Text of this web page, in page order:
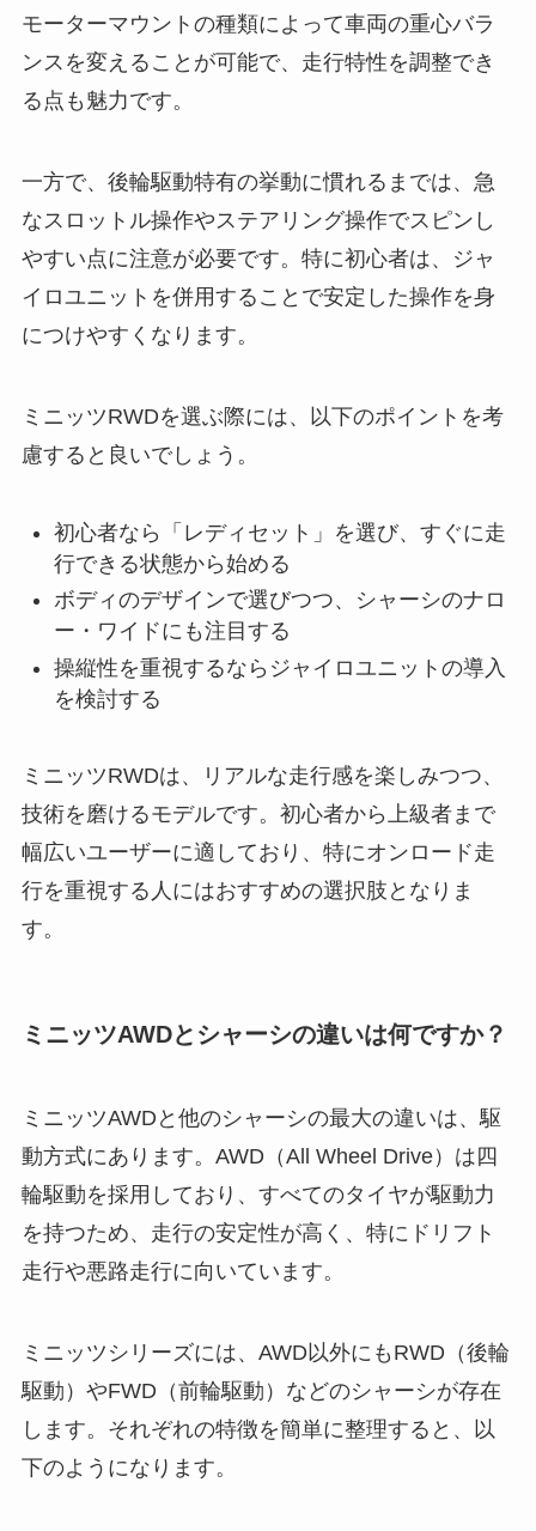
モーターマウントの種類によって車両の重心バラ
ンスを変えることが可能で、走行特性を調整でき
る点も魅力です。
一方で、後輪駆動特有の挙動に慣れるまでは、急
なスロットル操作やステアリング操作でスピンし
やすい点に注意が必要です。特に初心者は、ジャ
イロユニットを併用することで安定した操作を身
につけやすくなります。
ミニッツRWDを選ぶ際には、以下のポイントを考
慮すると良いでしょう。
初心者なら「レディセット」を選び、すぐに走
行できる状態から始める
ボディのデザインで選びつつ、シャーシのナロ
ー・ワイドにも注目する
操縦性を重視するならジャイロユニットの導入
を検討する
ミニッツRWDは、リアルな走行感を楽しみつつ、
技術を磨けるモデルです。初心者から上級者まで
幅広いユーザーに適しており、特にオンロード走
行を重視する人にはおすすめの選択肢となりま
す。
ミニッツAWDとシャーシの違いは何ですか？
ミニッツAWDと他のシャーシの最大の違いは、駆
動方式にあります。AWD（All Wheel Drive）は四
輪駆動を採用しており、すべてのタイヤが駆動力
を持つため、走行の安定性が高く、特にドリフト
走行や悪路走行に向いています。
ミニッツシリーズには、AWD以外にもRWD（後輪
駆動）やFWD（前輪駆動）などのシャーシが存在
します。それぞれの特徴を簡単に整理すると、以
下のようになります。